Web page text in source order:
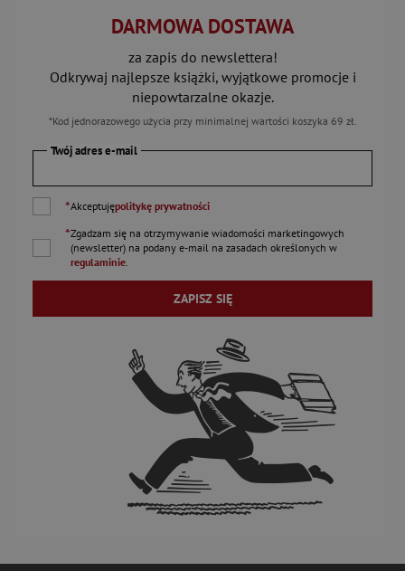
DARMOWA DOSTAWA
za zapis do newslettera!
Odkrywaj najlepsze książki, wyjątkowe promocje i
niepowtarzalne okazje.
*Kod jednorazowego użycia przy minimalnej wartości koszyka 69 zł.
Twój adres e-mail
*Akceptujępolitykę prywatności
*Zgadzam się na otrzymywanie wiadomości marketingowych
(newsletter) na podany e-mail na zasadach określonych w
regulaminie.
ZAPISZ SIĘ